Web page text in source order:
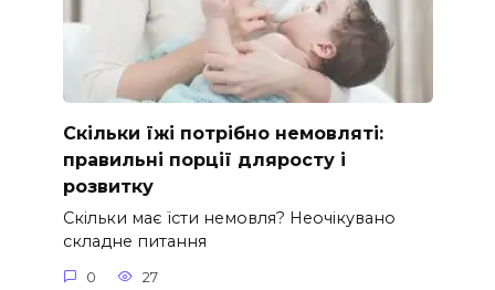
Скільки їжі потрібно немовляті:
правильні порції дляросту і
розвитку
Скільки має їсти немовля? Неочікувано
складне питання
0 27